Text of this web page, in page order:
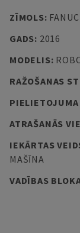
ZĪMOLS: FANUC
GADS: 2016
MODELIS:
RAŽOŠANAS
PIELIETOJUMA
ATRAŠANĀS
IEKĀRTAS
MAŠĪNA
VADĪBAS